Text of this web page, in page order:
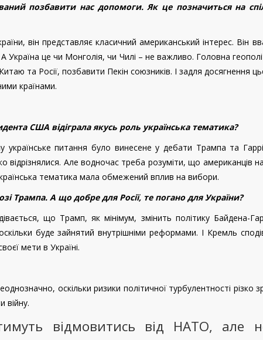
позбавити нас допомоги. Як це позначиться на
він представляє класичний американський інтерес. Він
А Україна це чи Монголія, чи Чилі – не важливо. Головна
та Росії, позбавити Пекін союзників. І задля досягнення
країнами.
США відіграла якусь роль українська тематика?
питання було винесене у дебати Трампа та
відрізнялися. Але водночас треба розуміти, що американців
тематика мала обмежений вплив на вибори.
Трампа. А що добре для Росії, те погано для України?
що Трамп, як мінімум, змінить політику Байдена-
буде зайнятий внутрішніми реформами. І Кремль
мети в Україні.
оскільки ризики політичної турбулентності різко
війну.
відмовитись від НАТО, але